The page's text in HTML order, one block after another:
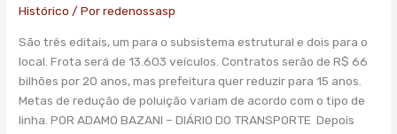
Histórico / Porredenossasp
São três editais, um para o subsistema estrutural e dois para o
local. Frota será de 13.603 veículos. Contratos serão de R$ 66
bilhões por 20 anos, mas prefeitura quer reduzir para 15 anos.
Metas de redução de poluição variam de acordo com o tipo de
linha. POR ADAMO BAZANI – DIÁRIO DO TRANSPORTE Depois
São
Prefeitura
divulga
minutas
dos
editais